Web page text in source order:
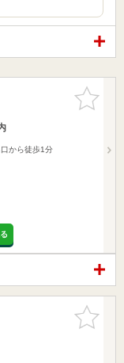
お気に入
りに追加
から徒歩1分
お気に入
りに追加